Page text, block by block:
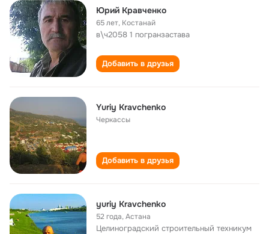
Юрий Кравченко
65 лет, Костанай
в\ч2058 1 погранзастава
Добавить в друзья
Yuriy Kravchenko
Черкассы
Добавить в друзья
yuriy Kravchenko
52 года,Астана
Целиноградский строительный техникум